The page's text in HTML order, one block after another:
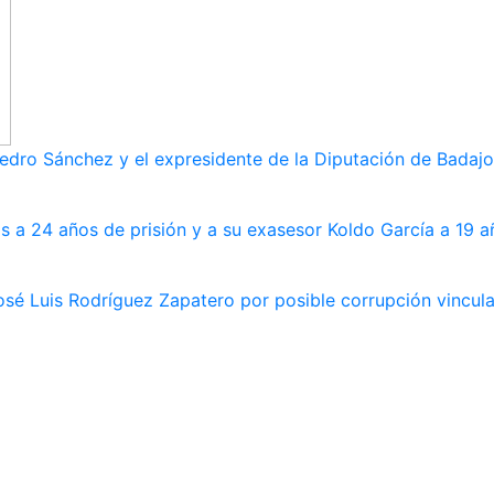
Sánchez y el expresidente de la Diputación de
24 años de prisión y a su exasesor Koldo García a 19
Luis Rodríguez Zapatero por posible corrupción